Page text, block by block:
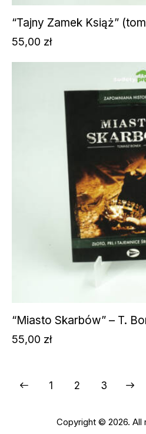
“Tajny Zamek Książ”
55,00 zł
“Miasto Skarbów” – T.
55,00 zł
1 2 3
→
Copyright © 2026. All